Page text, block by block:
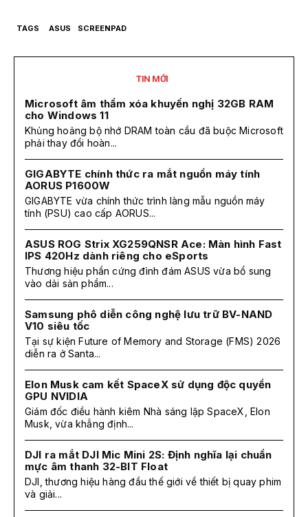
TAGS ASUS SCREENPAD
TIN MỚI
Microsoft âm thầm xóa khuyến nghị 32GB RAM
cho Windows 11
Khủng hoảng bộ nhớ DRAM toàn cầu đã buộc Microsoft
phải thay đổi hoàn...
GIGABYTE chính thức ra mắt nguồn máy tính
AORUS P1600W
GIGABYTE vừa chính thức trình làng mẫu nguồn máy
tính (PSU) cao cấp AORUS...
ASUS ROG Strix XG259QNSR Ace: Màn hình Fast
IPS 420Hz dành riêng cho eSports
Thương hiệu phần cứng đình đám ASUS vừa bổ sung
vào dải sản phẩm...
Samsung phô diễn công nghệ lưu trữ BV-NAND
V10 siêu tốc
Tại sự kiện Future of Memory and Storage (FMS) 2026
diễn ra ở Santa...
Elon Musk cam kết SpaceX sử dụng độc quyền
GPU NVIDIA
Giám đốc điều hành kiêm Nhà sáng lập SpaceX, Elon
Musk, vừa khẳng định...
DJI ra mắt DJI Mic Mini 2S: Định nghĩa lại chuẩn
mực âm thanh 32-BIT Float
DJI, thương hiệu hàng đầu thế giới về thiết bị quay phim
và giải...